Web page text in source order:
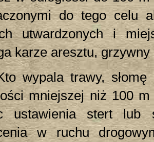
do tego celu
utwardzonych i
karze aresztu,
wypala trawy,
mniejszej niż 100
ustawienia stert lub
w ruchu